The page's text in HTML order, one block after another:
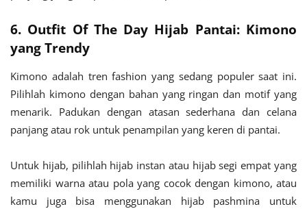
6. Outfit Of The Day Hijab Pantai: Kimono
yang Trendy
Kimono adalah tren fashion yang sedang populer saat ini.
Pilihlah kimono dengan bahan yang ringan dan motif yang
menarik. Padukan dengan atasan sederhana dan celana
panjang atau rok untuk penampilan yang keren di pantai.
Untuk hijab, pilihlah hijab instan atau hijab segi empat yang
memiliki warna atau pola yang cocok dengan kimono, atau
kamu juga bisa menggunakan hijab pashmina untuk